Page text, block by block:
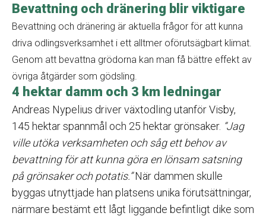
Bevattning och dränering blir viktigare
Bevattning och dränering är aktuella frågor för att kunna
driva odlingsverksamhet i ett alltmer oförutsägbart klimat.
Genom att bevattna grödorna kan man få bättre effekt av
övriga åtgärder som gödsling.
4 hektar damm och 3 km ledningar
Andreas Nypelius driver växtodling utanför Visby,
145 hektar spannmål och 25 hektar grönsaker. ”Jag
ville utöka verksamheten och såg ett behov av
bevattning för att kunna göra en lönsam satsning
på grönsaker och potatis.”När dammen skulle
byggas utnyttjade han platsens unika förutsättningar,
närmare bestämt ett lågt liggande befintligt dike som